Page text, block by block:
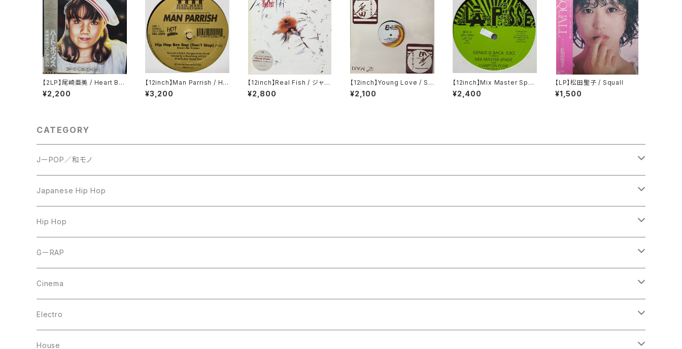
【2LP】尾崎亜美 / Heart Bo
x
¥2,200
【12inch】Man Parrish / Hip
Hop Bee Bop (Don't Sto
p)
¥3,200
【12inch】Real Fish / ジャン
クビート東京
¥2,800
【12inch】Young Love / Se
xual Healing Rap
¥2,100
【12inch】Mix Master Spad
e And Compton Posse /
Genius Is Back
¥2,400
【LP】松田聖子 / Squall
¥1,500
CATEGORY
JーPOP／和モノ
LP
7inch
CD
12inch
10inch
Casette Tape
Japanese Hip Hop
12inch
LP
Hip Hop
LP
12inch
CD
GーRAP
12inch
LP
Cinema
LP
12inch
Electro
12inch
House